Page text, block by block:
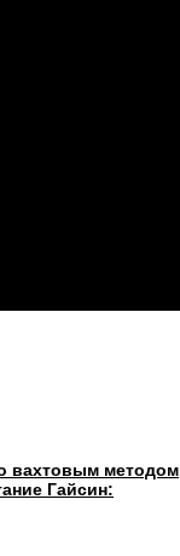
вахтовым методом
Гайсин: